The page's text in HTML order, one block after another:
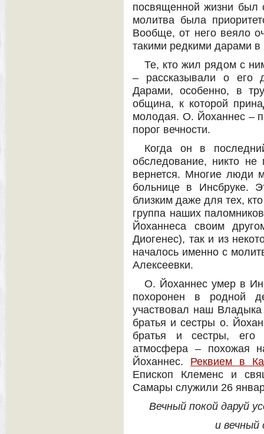
посвященной жизни
молитва была
Вообще, от него веяло
такими редкими дарами
Те, кто жил рядом с
– рассказывали о его
Дарами, особенно, в
община, к которой
молодая. О. Йоханнес –
порог вечности.
Когда он в
обследование, никто
вернется. Многие люди
больнице в Инсбруке.
близким даже для тех,
группа наших
Йоханнеса своим
Диогенес), так и из
началось именно с
Алексеевки.
О. Йоханнес умер в
похоронен в родной
участвовал наш
братья и сестры о.
братья и сестры, его
атмосфера – похожая
Йоханнес. Реквием в
Епископ Клеменс и
Самары служили 26
Вечный покой даруй
и